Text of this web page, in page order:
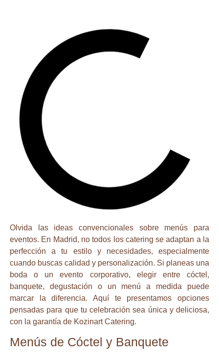
Olvida las ideas convencionales sobre menús para
eventos. En Madrid, no todos los catering se adaptan a la
perfección a tu estilo y necesidades, especialmente
cuando buscas calidad y personalización. Si planeas una
boda o un evento corporativo, elegir entre cóctel,
banquete, degustación o un menú a medida puede
marcar la diferencia. Aquí te presentamos opciones
pensadas para que tu celebración sea única y deliciosa,
con la garantía de Kozinart Catering.
Menús de Cóctel y Banquete